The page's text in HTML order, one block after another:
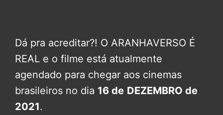
Dá pra acreditar?! O ARANHAVERSO É
REAL e o filme está atualmente
agendado para chegar aos cinemas
brasileiros no dia 16 de DEZEMBRO de
2021.